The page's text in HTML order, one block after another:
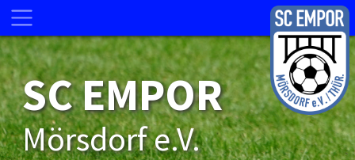
SC EMPOR
Mörsdorf e.V.